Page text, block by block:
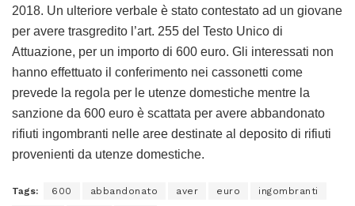
2018. Un ulteriore verbale è stato contestato ad un giovane
per avere trasgredito l’art. 255 del Testo Unico di
Attuazione, per un importo di 600 euro. Gli interessati non
hanno effettuato il conferimento nei cassonetti come
prevede la regola per le utenze domestiche mentre la
sanzione da 600 euro è scattata per avere abbandonato
rifiuti ingombranti nelle aree destinate al deposito di rifiuti
provenienti da utenze domestiche.
Tags: 600 abbandonato aver euro ingombranti